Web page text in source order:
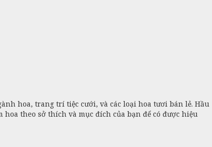
hoa, trang trí tiệc cưới, và các loại hoa tươi bán lẻ. Hầu
theo sở thích và mục đích của bạn để có được hiệu